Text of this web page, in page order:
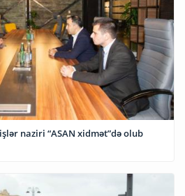
naziri “ASAN xidmət”də olub